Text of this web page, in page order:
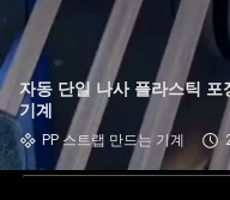
자동 단일 나사 플라스틱 포
기계
PP 스트랩 만드는 기계